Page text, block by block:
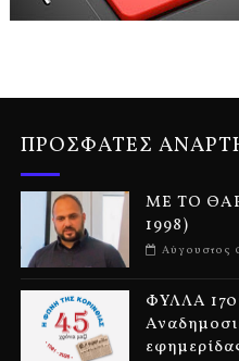
ΠΡΟΣΦΑΤΕΣ
ΜΕ ΤΟ
1998)
Αύγουστος
ΦΥΛΛΑ